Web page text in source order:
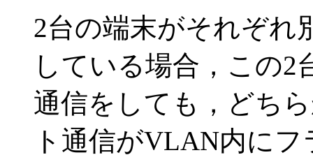
2台の端末がそれぞれ
している場合，この2
通信をしても，どち
ト通信がVLAN内に